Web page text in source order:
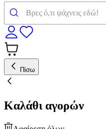
Πίσω
Καλάθι αγορών